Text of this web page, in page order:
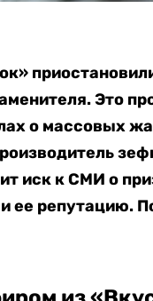
Это
о массовых
иск к СМИ о
ее репутацию.